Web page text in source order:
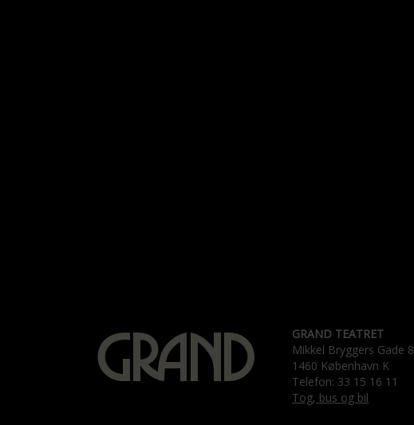
GRAND TEATRET
Mikkel Bryggers Gade 8
1460 København K
Telefon: 33 15 16 11
Tog, bus og bil